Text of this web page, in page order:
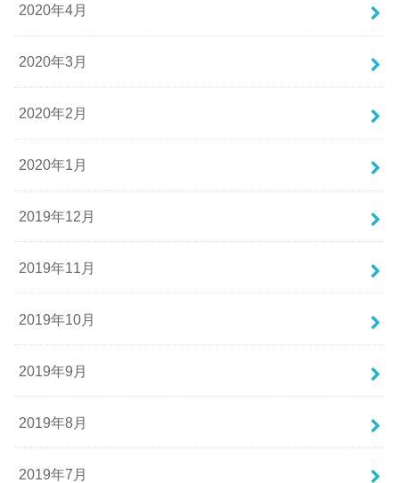
2020年4月
2020年3月
2020年2月
2020年1月
2019年12月
2019年11月
2019年10月
2019年9月
2019年8月
2019年7月